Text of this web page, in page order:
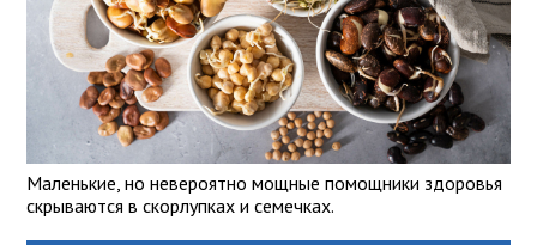
Маленькие, но невероятно мощные помощники здоровья
скрываются в скорлупках и семечках.